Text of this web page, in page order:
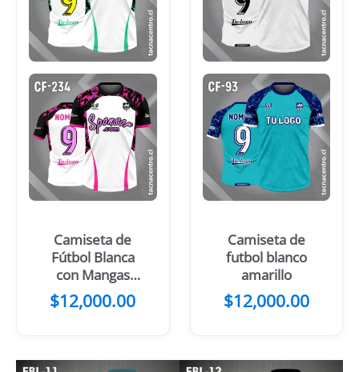
Camiseta de
Fútbol Blanca
con Mangas
Negras y
Verdes
$12,000.00
Camiseta de
futbol blanco
amarillo
$12,000.00